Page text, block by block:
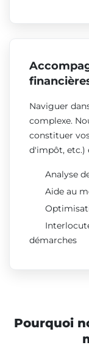
Naviguer
complexe.
constituer
d'impôt, etc.)
Analyse
Aide au
démarches
Pourquoi